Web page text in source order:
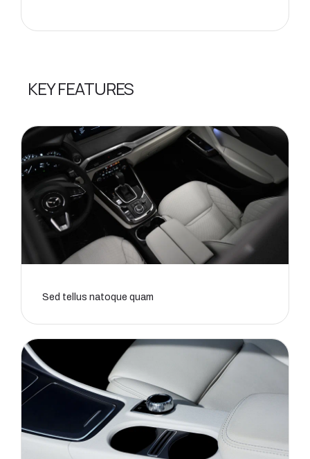
KEY FEATURES
Sed tellus natoque quam